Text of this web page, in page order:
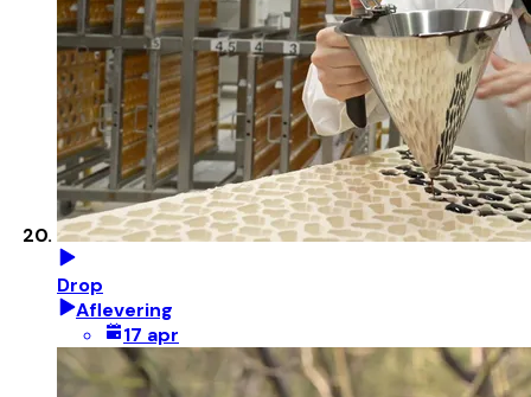
Drop
Aflevering
17 apr